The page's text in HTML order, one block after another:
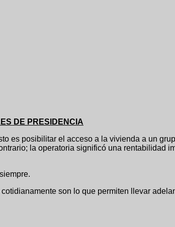
DE PRESIDENCIA
el acceso a la vivienda a un grupo
la operatoria significó una rentabilidad
son lo que permiten llevar